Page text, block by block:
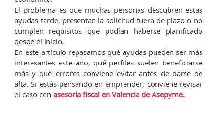
El problema es que muchas personas descubren estas
ayudas tarde, presentan la solicitud fuera de plazo o no
cumplen requisitos que podían haberse planificado
desde el inicio.
En este artículo repasamos qué ayudas pueden ser más
interesantes este año, qué perfiles suelen beneficiarse
más y qué errores conviene evitar antes de darse de
alta. Si estás pensando en emprender, conviene revisar
el caso con asesoría fiscal en Valencia de Asepyme.